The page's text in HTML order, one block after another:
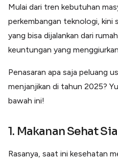
Open API
Integrasi sistem bisnis
Software Akuntansi
Mulai dari tren kebutuhan
perkembangan teknologi, kini
yang bisa dijalankan dari
keuntungan yang
Penasaran apa saja peluang
menjanjikan di tahun 2025?
bawah ini!
1. Makanan Sehat
Rasanya, saat ini kesehatan